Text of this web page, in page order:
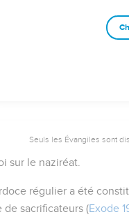
Seuls les Évangiles sont
sur le naziréat.
régulier a été
de sacrificateurs (Exode